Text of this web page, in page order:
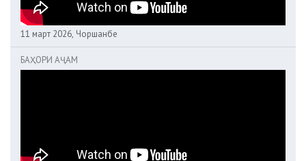
11 март 2026, Чоршанбе
БАҲОРИ АҶАМ